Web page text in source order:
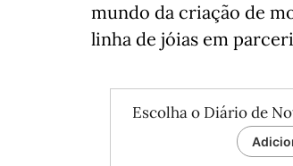
mundo da criação de
linha de jóias em
Escolha o Diário de